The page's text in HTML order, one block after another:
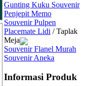
Gunting Kuku Souvenir
Penjepit Memo
Souvenir Pulpen
Placemate Lidi / Taplak
Meja
Souvenir Flanel Murah
Souvenir Aneka
Informasi Produk